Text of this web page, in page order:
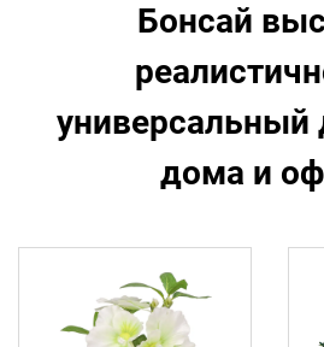
Бонсай
универсальный
дома и